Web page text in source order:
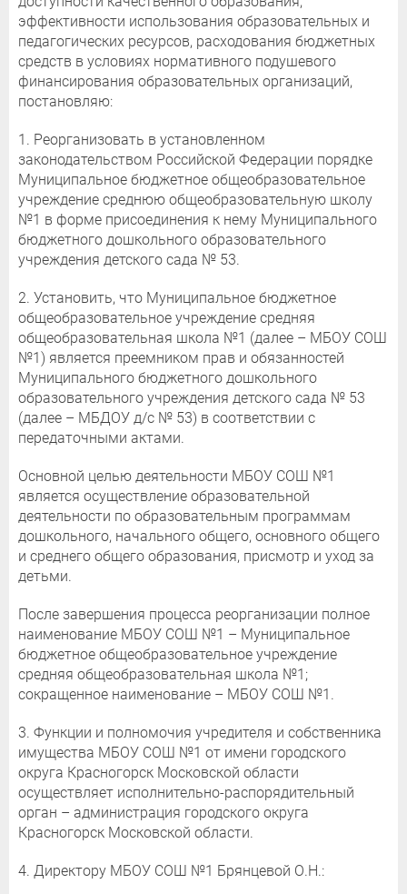
эффективности использования образовательных и
педагогических ресурсов, расходования бюджетных
средств в условиях нормативного подушевого
финансирования образовательных организаций,
постановляю:
1. Реорганизовать в установленном
законодательством Российской Федерации порядке
Муниципальное бюджетное общеобразовательное
учреждение среднюю общеобразовательную школу
№1 в форме присоединения к нему Муниципального
бюджетного дошкольного образовательного
учреждения детского сада № 53.
2. Установить, что Муниципальное бюджетное
общеобразовательное учреждение средняя
общеобразовательная школа №1 (далее – МБОУ СОШ
№1) является преемником прав и обязанностей
Муниципального бюджетного дошкольного
образовательного учреждения детского сада № 53
(далее – МБДОУ д/с № 53) в соответствии с
передаточными актами.
Основной целью деятельности МБОУ СОШ №1
является осуществление образовательной
деятельности по образовательным программам
дошкольного, начального общего, основного общего
и среднего общего образования, присмотр и уход за
детьми.
После завершения процесса реорганизации полное
наименование МБОУ СОШ №1 – Муниципальное
бюджетное общеобразовательное учреждение
средняя общеобразовательная школа №1;
сокращенное наименование – МБОУ СОШ №1.
3. Функции и полномочия учредителя и собственника
имущества МБОУ СОШ №1 от имени городского
округа Красногорск Московской области
осуществляет исполнительно-распорядительный
орган – администрация городского округа
Красногорск Московской области.
4. Директору МБОУ СОШ №1 Брянцевой О.Н.: